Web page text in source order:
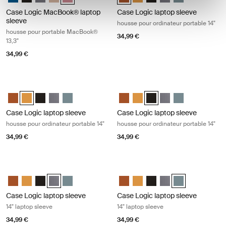
Case Logic MacBook® laptop
sleeve
housse pour portable MacBook®
13,3"
34,99 €
Case Logic laptop sleeve
housse pour ordinateur portable 14"
34,99 €
Case Logic 14" laptop sleeve Rustic Amber
Case Logic 14" laptop sleeve Buckthorn (selected)
Case Logic 14" laptop sleeve Noir
Case Logic 14" laptop sleeve Grahite
Case Logic 14" laptop sleeve Arona Blue
Case Logic laptop sleeve
housse pour ordinateur portable 14"
34,99 €
Case Logic 14" laptop sleeve
Case Logic 14" laptop sleeve
Case Logic 14" laptop
Case Logic 14"
Case Logic 14"
Case Logic laptop sleeve
housse pour ordinateur portable 14"
34,99 €
Case Logic 14" laptop sleeve Rustic Amber
Case Logic 14" laptop sleeve Buckthorn
Case Logic 14" laptop sleeve Noir
Case Logic 14" laptop sleeve Grahite (selected)
Case Logic 14" laptop sleeve Arona Blue
Case Logic laptop sleeve
14" laptop sleeve
34,99 €
Case Logic 14" laptop sleeve
Case Logic 14" laptop sleeve
Case Logic 14" laptop
Case Logic 14"
Case Logic 14"
Case Logic laptop sleeve
14" laptop sleeve
34,99 €